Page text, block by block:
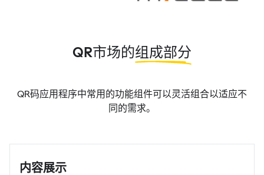
QR市场的组成部分
QR码应用程序中常用的功能组件可以灵活组合以适应不
同的需求。
内容展示